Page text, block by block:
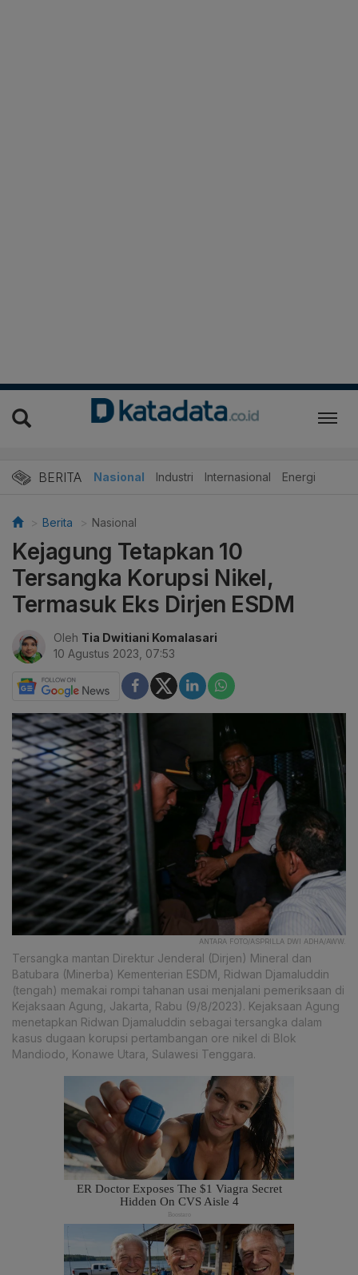
BERITA Nasional Industri Internasional Energi
Berita Nasional
Kejagung Tetapkan 10
Tersangka Korupsi Nikel,
Termasuk Eks Dirjen ESDM
Oleh Tia Dwitiani Komalasari
10 Agustus 2023, 07:53
ANTARA FOTO/ASPRILLA DWI ADHA/AWW.
Tersangka mantan Direktur Jenderal (Dirjen) Mineral dan
Batubara (Minerba) Kementerian ESDM, Ridwan Djamaluddin
(tengah) memakai rompi tahanan usai menjalani pemeriksaan di
Kejaksaan Agung, Jakarta, Rabu (9/8/2023). Kejaksaan Agung
menetapkan Ridwan Djamaluddin sebagai tersangka dalam
kasus dugaan korupsi pertambangan ore nikel di Blok
Mandiodo, Konawe Utara, Sulawesi Tenggara.